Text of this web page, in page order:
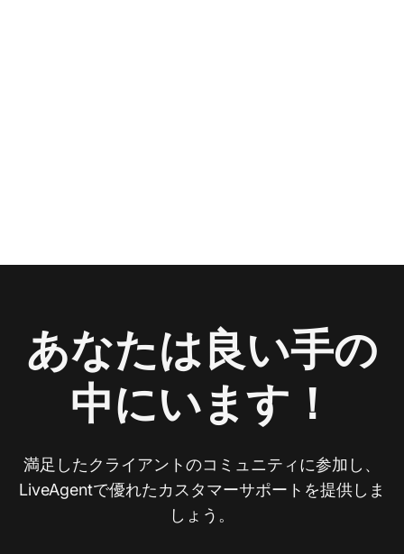
あなたは良い手の
中にいます！
満足したクライアントのコミュニティに参加し、
LiveAgentで優れたカスタマーサポートを提供しま
しょう。